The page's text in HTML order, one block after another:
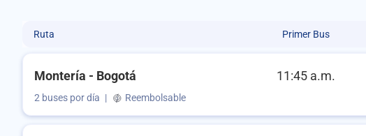
Ruta Primer Bus
Montería - Bogotá 11:45 a.m.
2 buses por día | Reembolsable